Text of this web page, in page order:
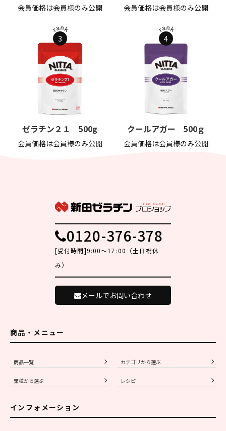
会員価格は会員様のみ公開 会員価格は会員様のみ公開
3
ゼラチン２１ 500g
会員価格は会員様のみ公開
4
クールアガー 500ｇ
会員価格は会員様のみ公開
0120-376-378
[受付時間]9:00～17:00（土日祝休
み）
メールでお問い合わせ
商品・メニュー
商品一覧 カテゴリから選ぶ
業種から選ぶ レシピ
インフォメーション